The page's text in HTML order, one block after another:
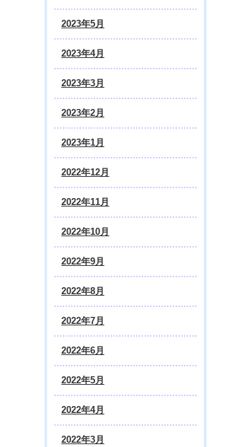
2023年5月
2023年4月
2023年3月
2023年2月
2023年1月
2022年12月
2022年11月
2022年10月
2022年9月
2022年8月
2022年7月
2022年6月
2022年5月
2022年4月
2022年3月